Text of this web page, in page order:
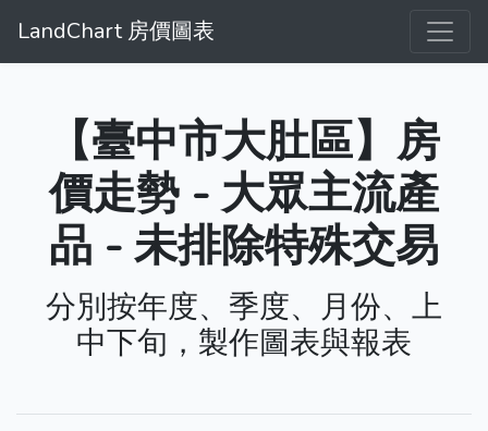
LandChart 房價圖表
【臺中市大肚區】房
價走勢 - 大眾主流產
品 - 未排除特殊交易
分別按年度、季度、月份、上
中下旬，製作圖表與報表